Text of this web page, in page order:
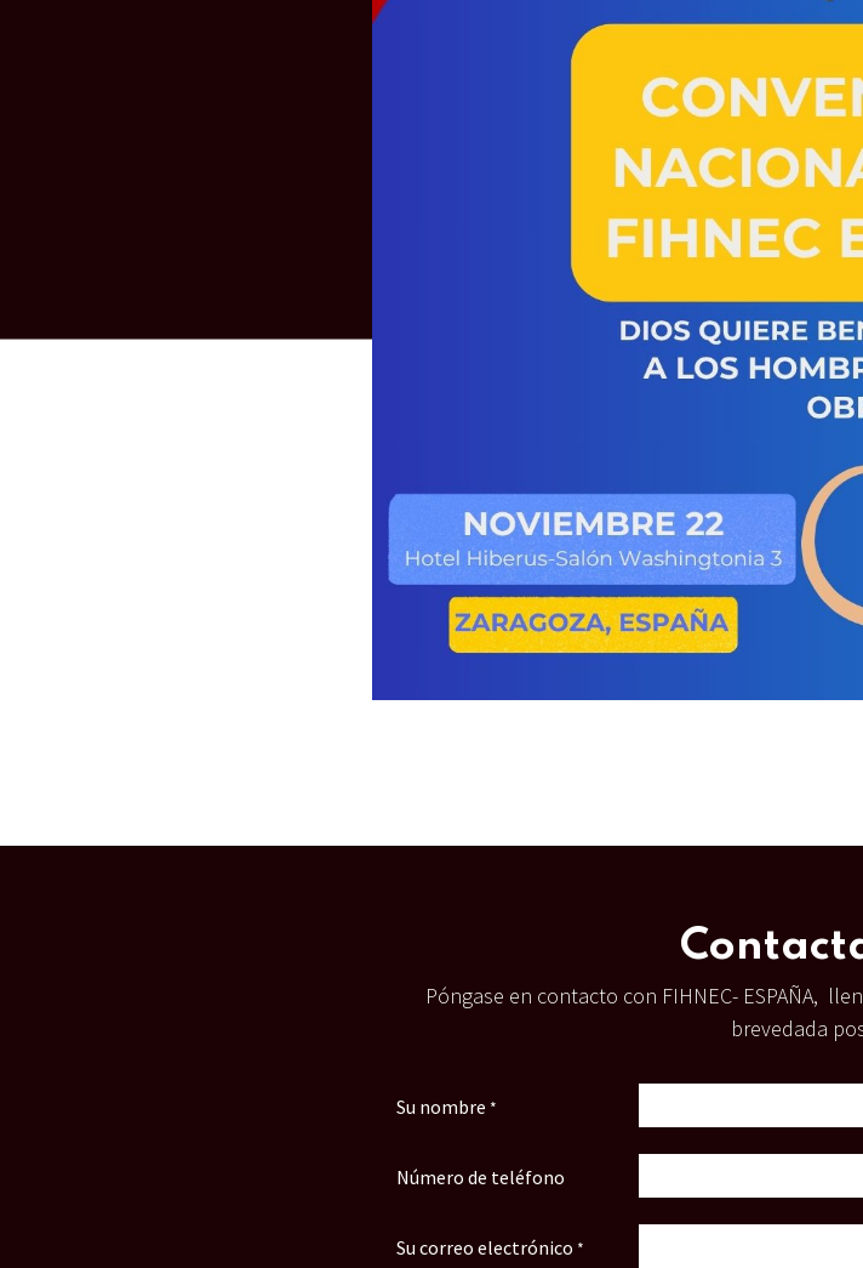
Póngase en contacto con FIHNEC- ESPAÑA,
brevedada
Su nombre *
Número de teléfono
Su correo electrónico *